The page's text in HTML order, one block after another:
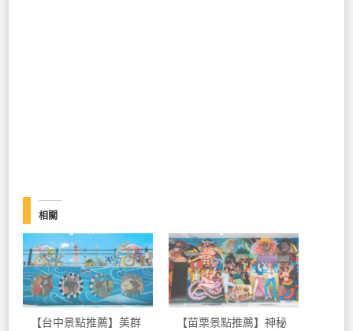
相關
【台中景點推薦】美群 【苗栗景點推薦】神秘